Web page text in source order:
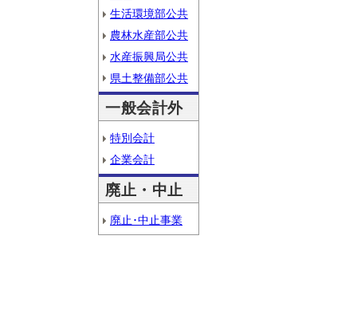
生活環境部公共
農林水産部公共
水産振興局公共
県土整備部公共
一般会計外
特別会計
企業会計
廃止・中止
廃止･中止事業